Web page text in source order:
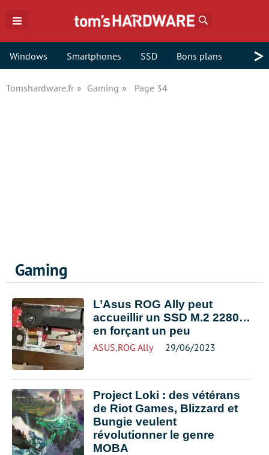
Windows Smartphones SSD Bons plans >
Tomshardware.fr Gaming Page 34
Gaming
L’Asus ROG Ally peut
accueillir un SSD M.2 2280…
en forçant un peu
ASUS,ROG Ally 29/06/2023
Project Loki : des vétérans
de Riot Games, Blizzard et
Bungie veulent
révolutionner le genre
MOBA